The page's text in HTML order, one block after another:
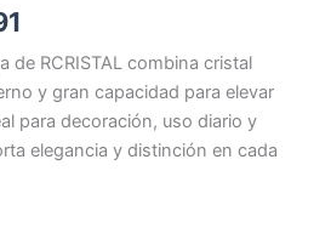
precio
actual
es:
de RCRISTAL combina cristal
y gran capacidad para elevar
para decoración, uso diario y
elegancia y distinción en cada